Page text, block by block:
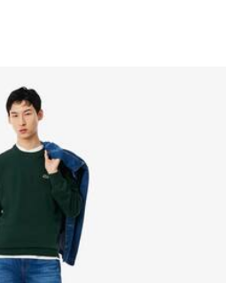
MEDIA MÁXIMO
SECO
EL EXCESO DE AGUA
de fabricación.